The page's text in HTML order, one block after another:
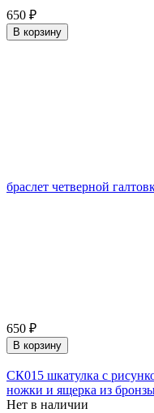
650 ₽
В корзину
браслет четверной
650 ₽
В корзину
СК015 шкатулка с
ножки и ящерка из
Нет в наличии